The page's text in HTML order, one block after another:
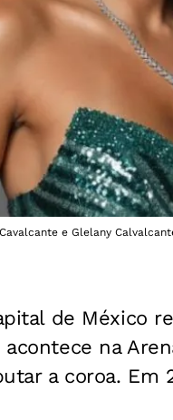
e Glelany
de México
acontece na
a coroa. Em